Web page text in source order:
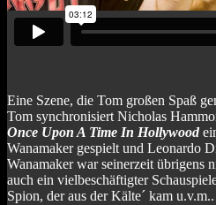
Eine Szene, die Tom großen Spaß
Tom synchronisiert Nicholas
Once Upon A Time In Hollywood
Wanamaker gespielt und Leonardo
Wanamaker war seinerzeit übrigens
auch ein vielbeschäftigter
Spion, der aus der Kälte´ kam u.v.m..